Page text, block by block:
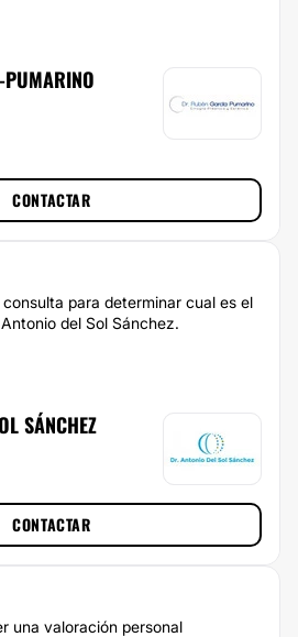
CONTACTAR
para determinar cual es el
del Sol Sánchez.
SÁNCHEZ
CONTACTAR
una valoración personal